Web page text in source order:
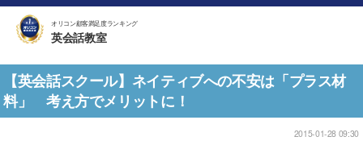
オリコン顧客満足度ランキング
英会話教室
【英会話スクール】ネイティブへの不安は「プラス材
料」 考え方でメリットに！
2015-01-28 09:30